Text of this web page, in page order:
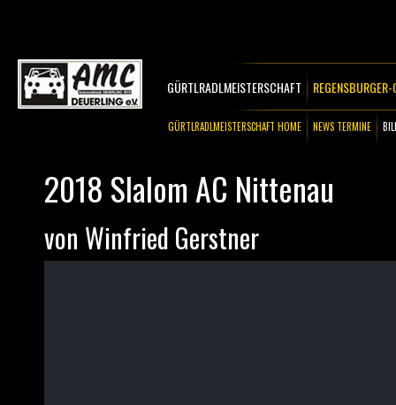
GÜRTLRADLMEISTERSCHAFT
GÜRTLRADLMEISTERSCHAFT HOME NEWS TERMINE
2018 Slalom AC Nittenau
von Winfried Gerstner